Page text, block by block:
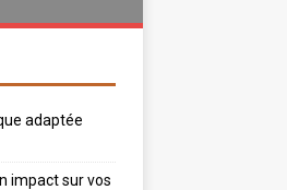
adaptée
impact sur vos